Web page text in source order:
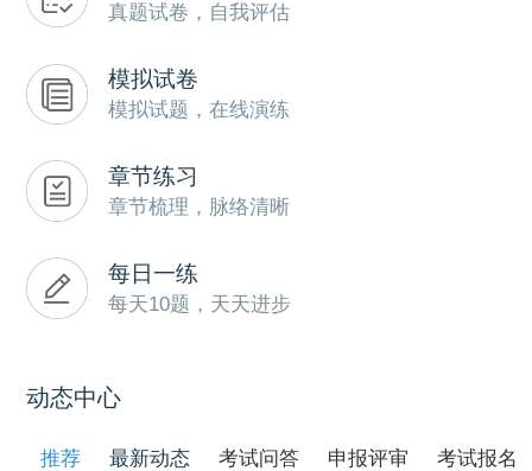
真题试卷，自我评估
模拟试卷
模拟试题，在线演练
章节练习
章节梳理，脉络清晰
每日一练
每天10题，天天进步
动态中心
推荐 最新动态 考试问答 申报评审 考试报名